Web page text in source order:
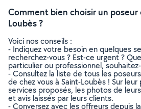
Comment bien choisir un poseur
Loubès ?
Voici nos conseils :
- Indiquez votre besoin en quelques
recherchez-vous ? Est-ce urgent ?
particulier ou professionnel,
- Consultez la liste de tous les
de chez vous à Saint-Loubès ! Sur
services proposés, les photos de
et avis laissés par leurs clients.
- Conversez avec les offreurs depuis